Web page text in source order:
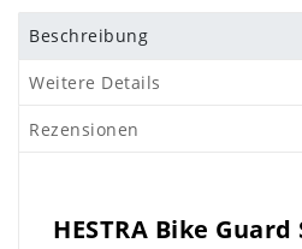
Beschreibung
Weitere Details
Rezensionen
HESTRA Bike